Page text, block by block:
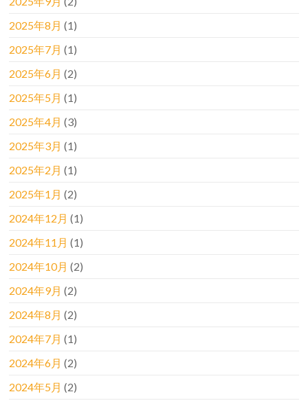
2025年8月 (1)
2025年7月 (1)
2025年6月 (2)
2025年5月 (1)
2025年4月 (3)
2025年3月 (1)
2025年2月 (1)
2025年1月 (2)
2024年12月 (1)
2024年11月 (1)
2024年10月 (2)
2024年9月 (2)
2024年8月 (2)
2024年7月 (1)
2024年6月 (2)
2024年5月 (2)